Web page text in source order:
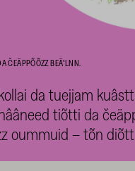
ČEÄPPÕÕZZ BEÄʹLNN.
da tuejjam
tiõtti da
oummuid – tõn